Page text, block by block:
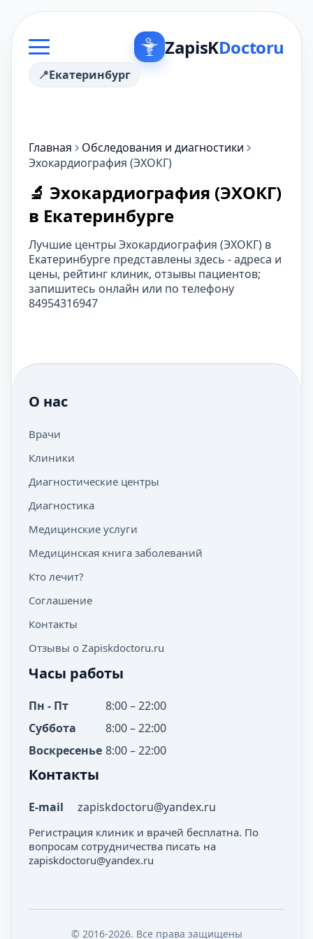
ZapisKDoctoru
Екатеринбург
Главная
Обследования и диагностики
Эхокардиография (ЭХОКГ)
🔬 Эхокардиография (ЭХОКГ)
в Екатеринбурге
Лучшие центры Эхокардиография (ЭХОКГ) в
Екатеринбурге представлены здесь - адреса и
цены, рейтинг клиник, отзывы пациентов;
запишитесь онлайн или по телефону
84954316947
О нас
Врачи
Клиники
Диагностические центры
Диагностика
Медицинские услуги
Медицинская книга заболеваний
Кто лечит?
Соглашение
Контакты
Отзывы о Zapiskdoctoru.ru
Часы работы
Пн - Пт
8:00 – 22:00
Суббота
8:00 – 22:00
Воскресенье 8:00 – 22:00
Контакты
E-mail zapiskdoctoru@yandex.ru
Регистрация клиник и врачей бесплатна. По
вопросам сотрудничества писать на
zapiskdoctoru@yandex.ru
© 2016-2026. Все права защищены